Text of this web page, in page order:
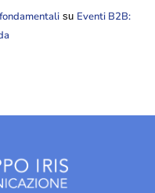
su Eventi B2B: